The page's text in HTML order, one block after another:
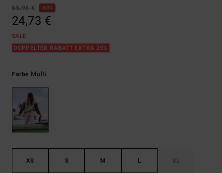
65,95 €
63%
24,73 €
SALE
DOPPELTER RABATT EXTRA 25%
Farbe Multi
XS S M L XL